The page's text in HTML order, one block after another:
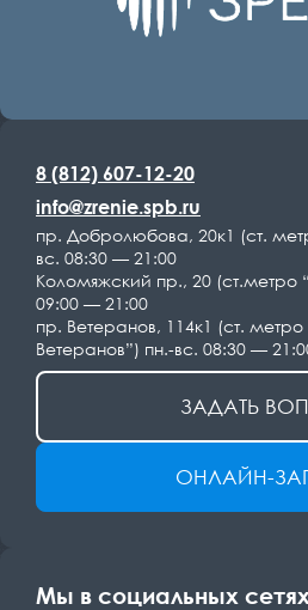
8 (812) 607-12-20
info@zrenie.spb.ru
пр. Добролюбова, 20к1 (ст.
вс. 08:30 — 21:00
Коломяжский пр., 20 (ст.метро
09:00 — 21:00
пр. Ветеранов, 114к1 (ст.
Ветеранов”) пн.-вс. 08:30 —
ЗАДАТЬ
ОНЛАЙН-
Мы в социальных